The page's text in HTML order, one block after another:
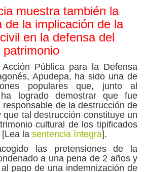
muestra también la
de la implicación de la
en la defensa del
patrimonio
Pública para la Defensa
Apudepa, ha sido una de
populares que, junto al
logrado demostrar que fue
responsable de la destrucción de
tal destrucción constituye un
cultural de los tipificados
la sentencia íntegra].
las pretensiones de la
a una pena de 2 años y
pago de una indemnización de